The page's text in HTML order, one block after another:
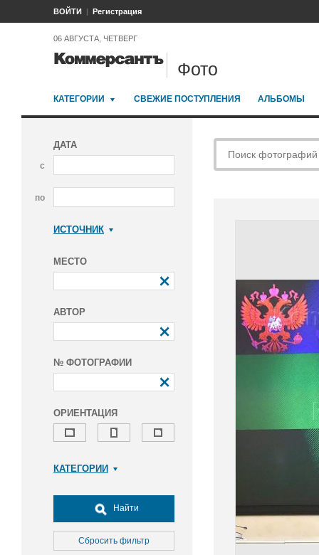
ВОЙТИ Регистрация
06 АВГУСТА, ЧЕТВЕРГ
Фото
КАТЕГОРИИ СВЕЖИЕ ПОСТУПЛЕНИЯ АЛЬБОМЫ
ДАТА
с
по
ИСТОЧНИК
МЕСТО
АВТОР
№ ФОТОГРАФИИ
ОРИЕНТАЦИЯ
КАТЕГОРИИ
Досуг, туризм и отдых
Культура
Медицина
Найти
Сбросить фильтр